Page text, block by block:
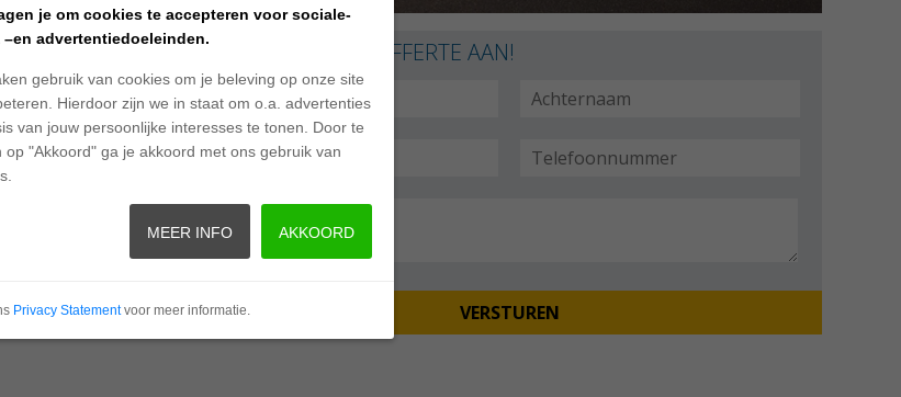
specialist
u vragen
ons op
VRAAG NU EEN OFFERTE AAN!
VERSTUREN
je om cookies te accepteren voor sociale-
–en advertentiedoeleinden.
gebruik van cookies om je beleving op onze site
Hierdoor zijn we in staat om o.a. advertenties
van jouw persoonlijke interesses te tonen. Door te
op "Akkoord" ga je akkoord met ons gebruik van
AKKOORD
MEER INFO
Privacy Statementvoor meer informatie.